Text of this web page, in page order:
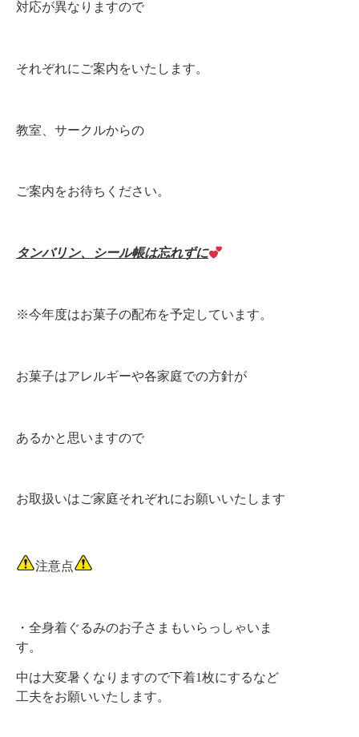
対応が異なりますので
それぞれにご案内をいたします。
教室、サークルからの
ご案内をお待ちください。
タンバリン、シール帳は忘れずに
※今年度はお菓子の配布を予定しています。
お菓子はアレルギーや各家庭での方針が
あるかと思いますので
お取扱いはご家庭それぞれにお願いいたします
注意点
・全身着ぐるみのお子さまもいらっしゃいま
す。
中は大変暑くなりますので下着1枚にするなど
工夫をお願いいたします。